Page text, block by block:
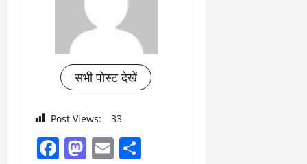
सभी पोस्ट देखें
Post Views: 33
Facebook
Mastodon
Email